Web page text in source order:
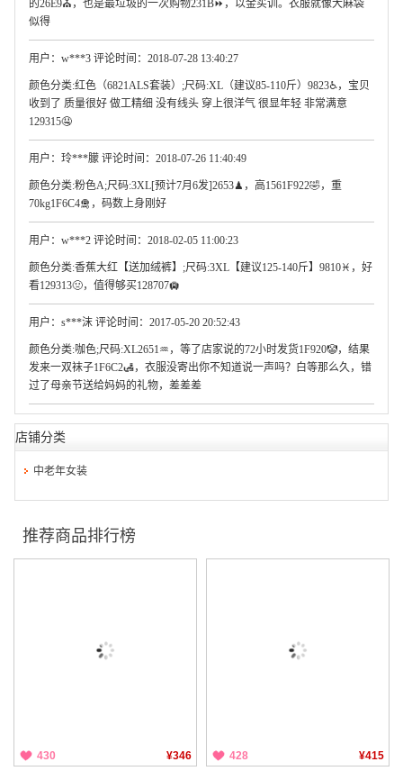
的26E9⛪，也是最垃圾的一次购物231B⏩，以金买训。衣服就像大麻袋
似得
用户：w***3 评论时间：2018-07-28 13:40:27
颜色分类:红色（6821ALS套装）;尺码:XL（建议85-110斤）9823♿，宝贝
收到了 质量很好 做工精细 没有线头 穿上很洋气 很显年轻 非常满意
129315🤤
用户：玲***朦 评论时间：2018-07-26 11:40:49
颜色分类:粉色A;尺码:3XL[预计7月6发]2653♟，高1561F922🤣，重
70kg1F6C4🛅，码数上身刚好
用户：w***2 评论时间：2018-02-05 11:00:23
颜色分类:香蕉大红【送加绒裤】;尺码:3XL【建议125-140斤】9810♓，好
看129313🤢，值得够买128707🛄
用户：s***沫 评论时间：2017-05-20 20:52:43
颜色分类:咖色;尺码:XL2651♒，等了店家说的72小时发货1F920🤡，结果
发来一双袜子1F6C2🛃，衣服没寄出你不知道说一声吗？白等那么久，错
过了母亲节送给妈妈的礼物，差差差
店铺分类
中老年女装
推荐商品排行榜
430 ¥346 428 ¥415